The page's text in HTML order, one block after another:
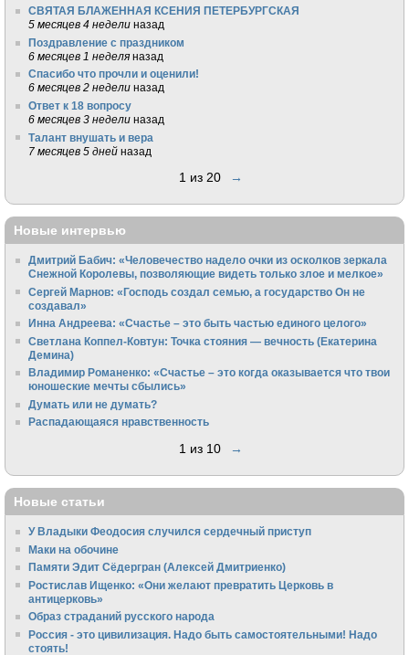
СВЯТАЯ БЛАЖЕННАЯ КСЕНИЯ ПЕТЕРБУРГСКАЯ
5 месяцев 4 недели назад
Поздравление с праздником
6 месяцев 1 неделя назад
Спасибо что прочли и оценили!
6 месяцев 2 недели назад
Ответ к 18 вопросу
6 месяцев 3 недели назад
Талант внушать и вера
7 месяцев 5 дней назад
1 из 20 →
Новые интервью
Дмитрий Бабич: «Человечество надело очки из осколков зеркала
Снежной Королевы, позволяющие видеть только злое и мелкое»
Сергей Марнов: «Господь создал семью, а государство Он не
создавал»
Инна Андреева: «Счастье – это быть частью единого целого»
Светлана Коппел-Ковтун: Точка стояния — вечность (Екатерина
Демина)
Владимир Романенко: «Счастье – это когда оказывается что твои
юношеские мечты сбылись»
Думать или не думать?
Распадающаяся нравственность
1 из 10 →
Новые статьи
У Владыки Феодосия случился сердечный приступ
Маки на обочине
Памяти Эдит Сёдергран (Алексей Дмитриенко)
Ростислав Ищенко: «Они желают превратить Церковь в
антицерковь»
Образ страданий русского народа
Россия - это цивилизация. Надо быть самостоятельными! Надо
стоять!